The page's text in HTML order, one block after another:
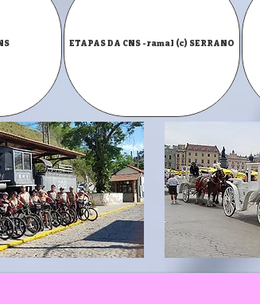
ETAPAS DA CNS -ramal (c) SERRANO